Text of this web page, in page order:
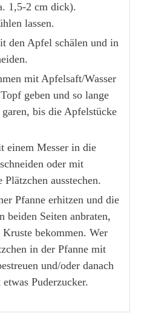
1,5-2 cm dick).
lassen.
den Apfel schälen und in
mit Apfelsaft/Wasser
geben und so lange
bis die Apfelstücke
einem Messer in die
oder mit
ausstechen.
Pfanne erhitzen und die
beiden Seiten anbraten,
bekommen. Wer
in der Pfanne mit
und/oder danach
Puderzucker.